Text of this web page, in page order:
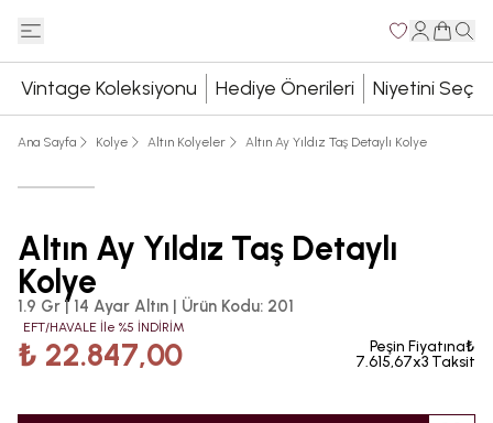
Vintage Koleksiyonu Hediye Önerileri Niyetini Seç
Ana Sayfa Kolye Altın Kolyeler Altın Ay Yıldız Taş Detaylı Kolye
Altın Ay Yıldız Taş Detaylı
Kolye
1.9 Gr | 14 Ayar Altın | Ürün Kodu: 201
EFT/HAVALE İle %5 İNDİRİM
₺ 22.847,00
Peşin Fiyatına₺
7.615,67x3 Taksit